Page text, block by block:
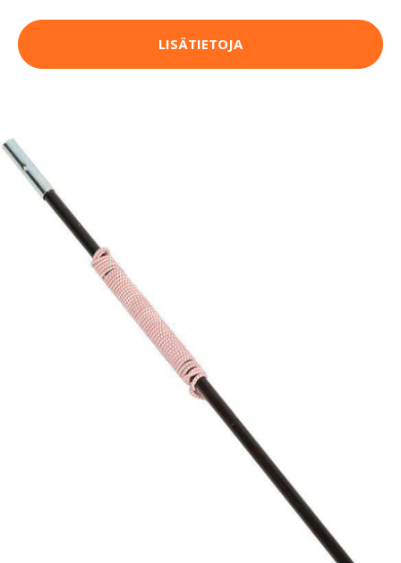
LISÄTIETOJA